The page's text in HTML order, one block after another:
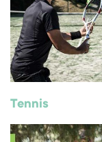
Tennis